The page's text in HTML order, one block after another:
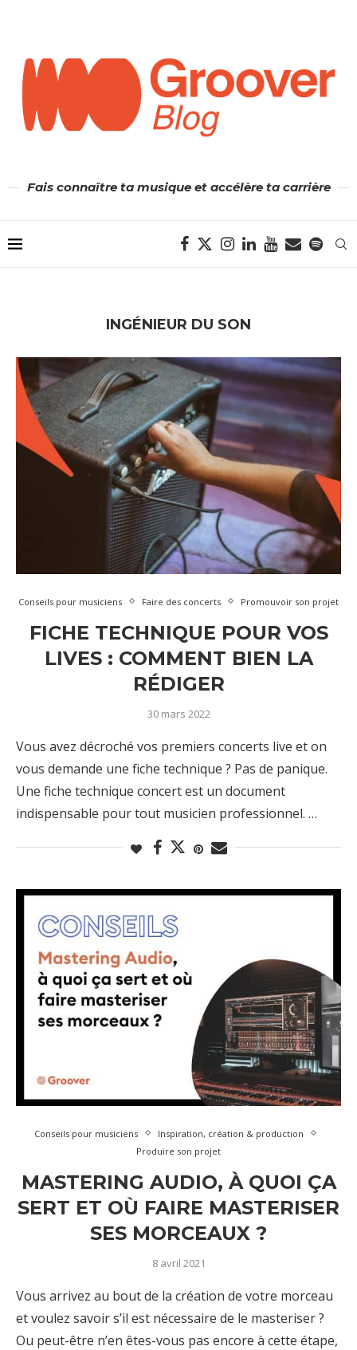
Fais connaître ta musique et accélère ta carrière
INGÉNIEUR DU SON
Conseils pour musiciens Faire des concerts Promouvoir son projet
FICHE TECHNIQUE POUR VOS
LIVES : COMMENT BIEN LA
RÉDIGER
30 mars 2022
Vous avez décroché vos premiers concerts live et on
vous demande une fiche technique ? Pas de panique.
Une fiche technique concert est un document
indispensable pour tout musicien professionnel. …
Conseils pour musiciens
Inspiration, création & production
Produire son projet
MASTERING AUDIO, À QUOI ÇA
SERT ET OÙ FAIRE MASTERISER
SES MORCEAUX ?
8 avril 2021
Vous arrivez au bout de la création de votre morceau
et voulez savoir s’il est nécessaire de le masteriser ?
Ou peut-être n’en êtes-vous pas encore à cette étape,